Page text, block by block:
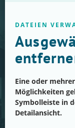
DATEIEN
Eine oder
Möglichkeiten
Symbolleiste in
Detailansicht.